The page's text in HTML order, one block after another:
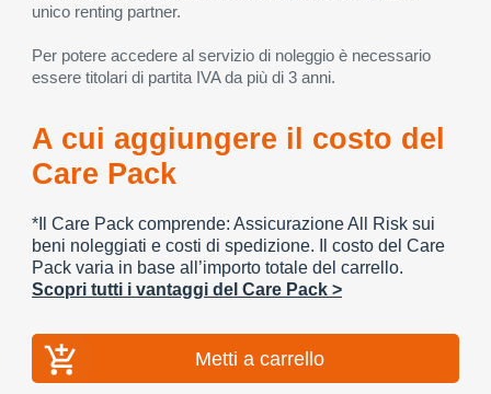
unico renting partner.
Per potere accedere al servizio di noleggio è necessario
essere titolari di partita IVA da più di 3 anni.
A cui aggiungere il costo del
Care Pack
*Il Care Pack comprende: Assicurazione All Risk sui
beni noleggiati e costi di spedizione. Il costo del Care
Pack varia in base all’importo totale del carrello.
Scopri tutti i vantaggi del Care Pack >
Metti a carrello